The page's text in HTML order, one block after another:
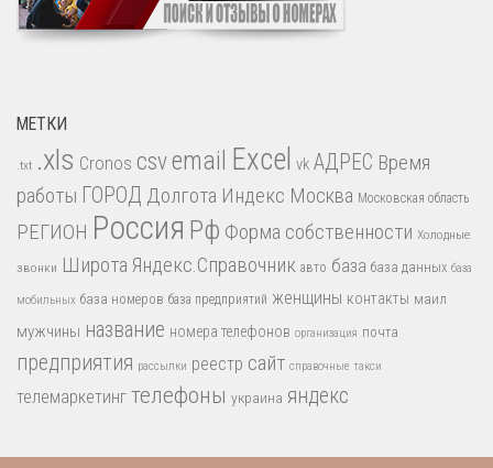
МЕТКИ
.txt .xls Cronos csvemail Excel vk АДРЕС Время
работы ГОРОД Долгота Индекс Москва Московская область
РЕГИОН Россия Рф Форма собственности Холодные
звонки Широта Яндекс.Справочник авто база база данных база
мобильных база номеров база предприятий женщины контакты маил
мужчины название номера телефонов организация почта
предприятия рассылки реестр сайт справочные такси
телемаркетинг телефоны украина яндекс